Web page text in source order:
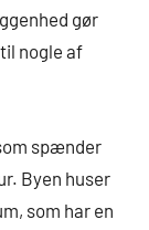
gør
nogle af
spænder
Byen huser
som har en